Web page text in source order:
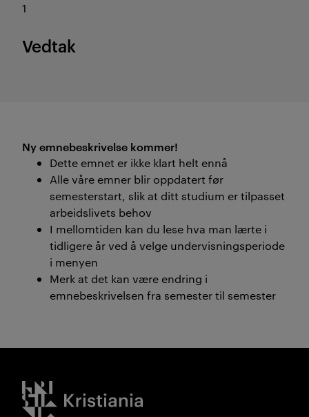
1
Vedtak
Ny emnebeskrivelse kommer!
Dette emnet er ikke klart helt ennå
Alle våre emner blir oppdatert før
semesterstart, slik at ditt studium er tilpasset
arbeidslivets behov
I mellomtiden kan du lese hva man lærte i
tidligere år ved å velge undervisningsperiode
i menyen
Merk at det kan være endring i
emnebeskrivelsen fra semester til semester
Kristiania logo